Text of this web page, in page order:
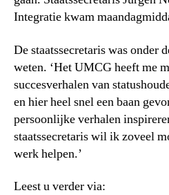
Integratie kwam
De staatssecretaris was onder
weten. ‘Het UMCG heeft me
succesverhalen van
en hier heel snel een baan
persoonlijke verhalen
staatssecretaris wil ik zoveel
werk helpen.’
Leest u verder via: